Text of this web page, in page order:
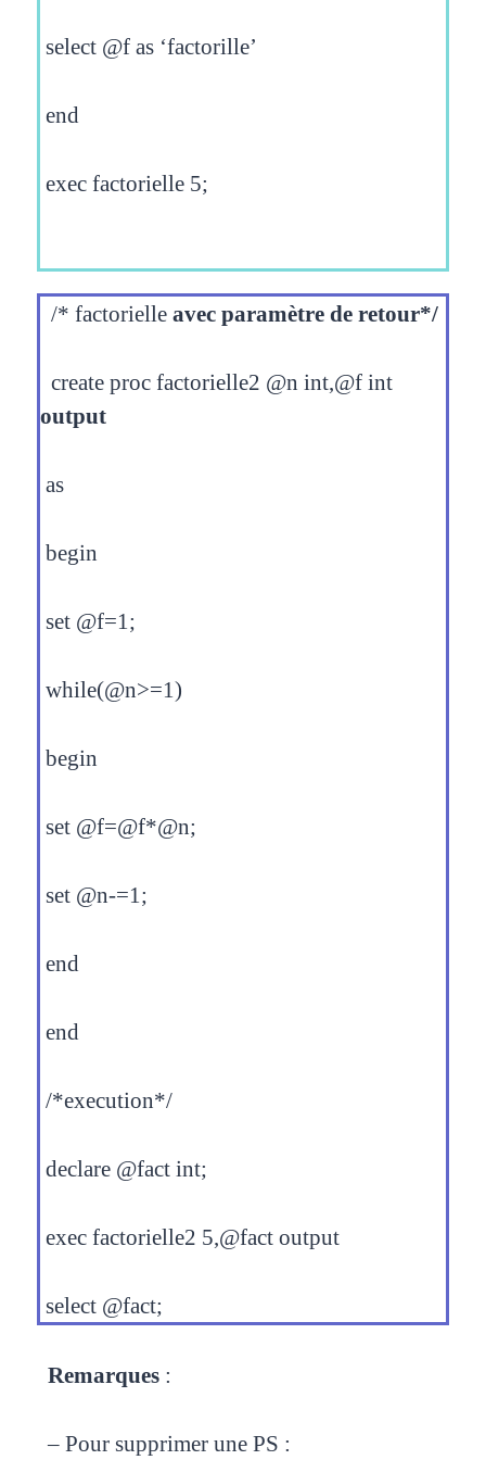
select @f as ‘factorille’
end
exec factorielle 5;
/* factorielle avec paramètre de retour*/
create proc factorielle2 @n int,@f int
output
as
begin
set @f=1;
while(@n>=1)
begin
set @f=@f*@n;
set @n-=1;
end
end
/*execution*/
declare @fact int;
exec factorielle2 5,@fact output
select @fact;
Remarques :
– Pour supprimer une PS :